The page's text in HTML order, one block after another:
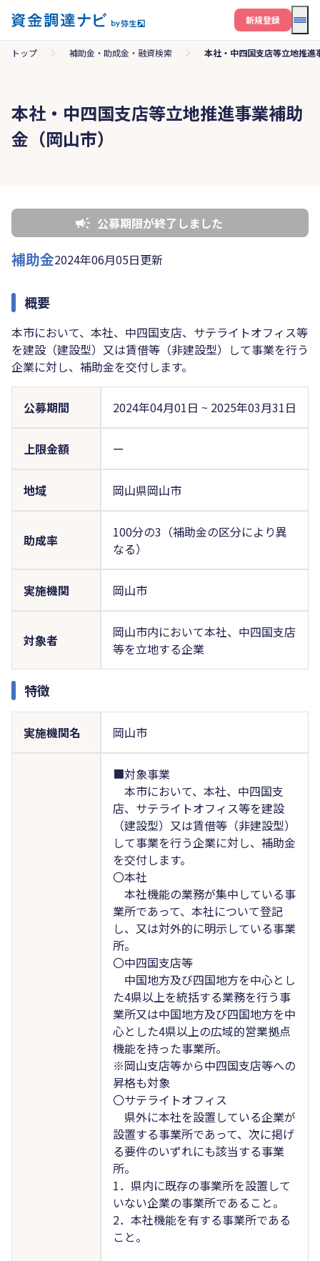
メ
新規登録
トップ 補助金・助成金・融資検索 本社・中四国支店等立地推進
本社・中四国支店等立地推進事業補助
金（岡山市）
公募期限が終了しました
補助金2024年06月05日更新
概要
本市において、本社、中四国支店、サテライトオフィス等
を建設（建設型）又は賃借等（非建設型）して事業を行う
企業に対し、補助金を交付します。
公募期間 2024年04月01日 ~ 2025年03月31日
上限金額 ー
地域 岡山県岡山市
助成率
100分の3（補助金の区分により異
なる）
実施機関 岡山市
対象者
岡山市内において本社、中四国支店
等を立地する企業
特徴
実施機関名 岡山市
■対象事業
本市において、本社、中四国支
店、サテライトオフィス等を建設
（建設型）又は賃借等（非建設型）
して事業を行う企業に対し、補助金
を交付します。
〇本社
本社機能の業務が集中している事
業所であって、本社について登記
し、又は対外的に明示している事業
所。
〇中四国支店等
中国地方及び四国地方を中心とし
た4県以上を統括する業務を行う事
業所又は中国地方及び四国地方を中
心とした4県以上の広域的営業拠点
機能を持った事業所。
※岡山支店等から中四国支店等への
昇格も対象
〇サテライトオフィス
県外に本社を設置している企業が
設置する事業所であって、次に掲げ
る要件のいずれにも該当する事業
所。
1．県内に既存の事業所を設置して
いない企業の事業所であること。
2．本社機能を有する事業所である
こと。